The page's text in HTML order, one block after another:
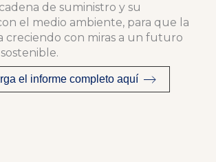
de suministro y su
el medio ambiente, para que la
creciendo con miras a un futuro
el informe completo aquí